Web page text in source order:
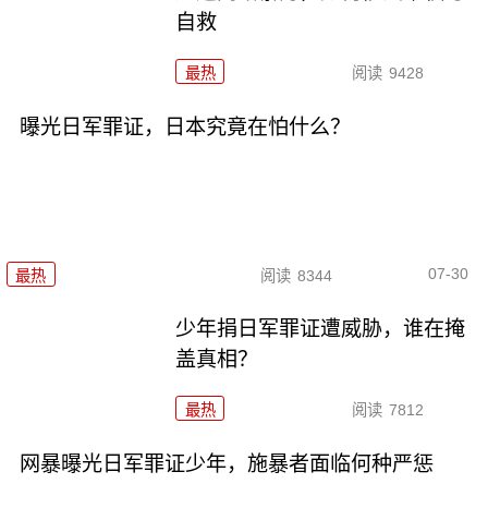
自救
最热 阅读 9428
曝光日军罪证，日本究竟在怕什么？
最热 阅读 8344 07-30
少年捐日军罪证遭威胁，谁在掩
盖真相？
最热 阅读 7812
网暴曝光日军罪证少年，施暴者面临何种严惩